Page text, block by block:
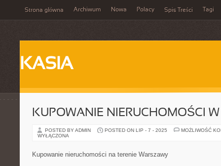
Strona główna Archiwum Nowa Polacy Spis Treści Tagi
KASIA
KUPOWANIE NIERUCHOMOŚCI
POSTED BY ADMIN POSTED ON LIP - 7 - 2025
MOŻLIWOŚĆ
WYŁĄCZONA
Kupowanie nieruchomości na terenie Warszawy